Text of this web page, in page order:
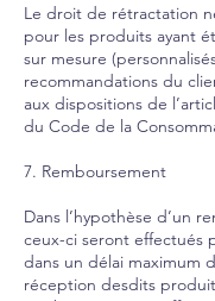
Le droit de rétractation
pour les produits ayant
sur mesure
recommandations du
aux dispositions de
du Code de la
7. Remboursement
Dans l’hypothèse d’un
ceux-ci seront effectués
dans un délai maximum
réception desdits